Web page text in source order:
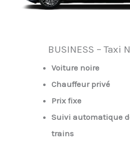
BUSINESS – Taxi
Voiture noire
Chauffeur privé
Prix fixe
Suivi automatique
trains